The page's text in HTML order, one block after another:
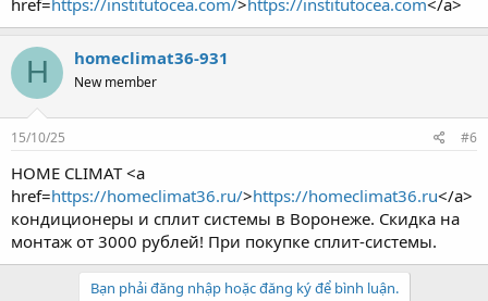
H homeclimat36-931
New member
15/10/25 #6
HOME CLIMAT <a
href=https://homeclimat36.ru/>https://homeclimat36.ru</a>
кондиционеры и сплит системы в Воронеже. Скидка на
монтаж от 3000 рублей! При покупке сплит-системы.
Bạn phải đăng nhập hoặc đăng ký để bình luận.